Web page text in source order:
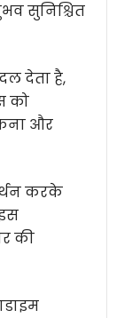
सुनिश्चित
देता है,
को
और
करके
की